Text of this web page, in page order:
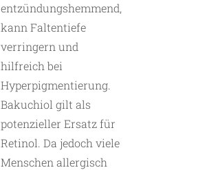
entzündungshemmend,
kann Faltentiefe
verringern und
hilfreich bei
Hyperpigmentierung.
Bakuchiol gilt als
potenzieller Ersatz für
Retinol. Da jedoch viele
Menschen allergisch